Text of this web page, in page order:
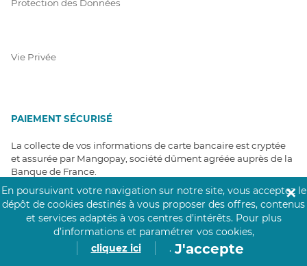
Protection des Données
Vie Privée
PAIEMENT SÉCURISÉ
La collecte de vos informations de carte bancaire est cryptée
et assurée par Mangopay, société dûment agréée auprès de la
Banque de France.
En poursuivant votre navigation sur notre site, vous acceptez le
dépôt de cookies destinés à vous proposer des offres, contenus
et services adaptés à vos centres d’intérêts. Pour plus
d’informations et paramétrer vos cookies,
cliquez ici
. J'accepte
✕